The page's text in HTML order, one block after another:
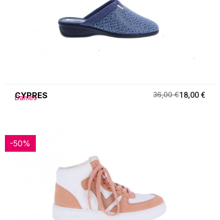
CYPRES
Dames 36,00 €18,00 €
-50%
-50%